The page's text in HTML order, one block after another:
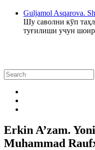
Guljamol Asqarova.
Шу саволни кўп
туғилиши учун
Erkin A’zam.
Muhammad